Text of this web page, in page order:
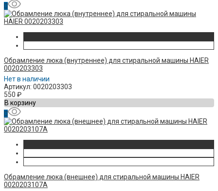
Обрамление люка (внутреннее) для стиральной машины HAIER
0020203303
Нет в наличии
Артикул: 0020203303
550 ₽
В корзину
Обрамление люка (внешнее) для стиральной машины HAIER
0020203107A